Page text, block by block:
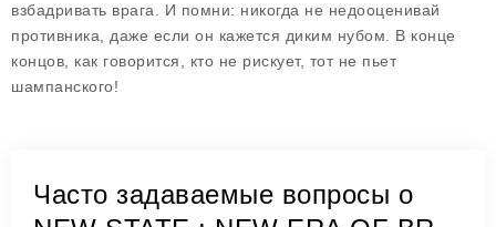
взбадривать врага. И помни: никогда не недооценивай
противника, даже если он кажется диким нубом. В конце
концов, как говорится, кто не рискует, тот не пьет
шампанского!
Часто задаваемые вопросы о